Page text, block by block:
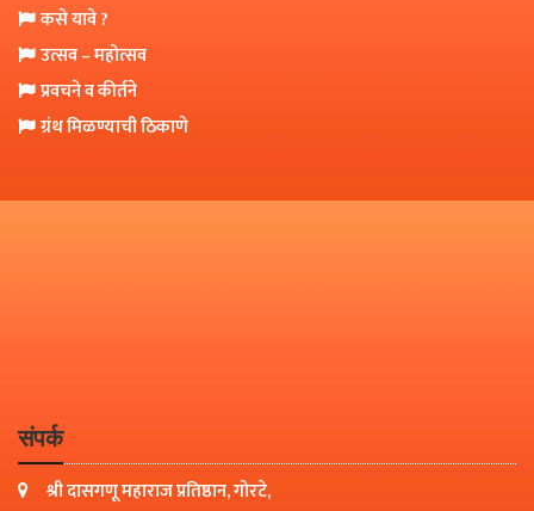
कसे यावे ?
उत्सव – महोत्सव
प्रवचने व कीर्तने
ग्रंथ मिळण्याची ठिकाणे
संपर्क
श्री दासगणू महाराज प्रतिष्ठान, गोरटे,